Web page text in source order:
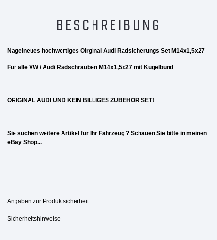
BESCHREIBUNG
Nagelneues hochwertiges Oirginal Audi Radsicherungs Set M14x1,5x27
Für alle VW / Audi Radschrauben M14x1,5x27 mit Kugelbund
ORIGINAL AUDI UND KEIN BILLIGES ZUBEHÖR SET!!
Sie suchen weitere Artikel für Ihr Fahrzeug ? Schauen Sie bitte in meinen
eBay Shop...
Angaben zur Produktsicherheit:
Sicherheitshinweise